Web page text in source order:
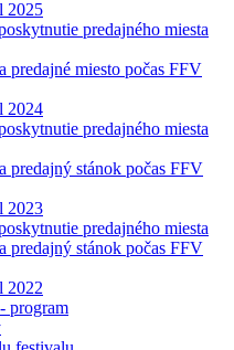
2025
predajného miesta
predajné miesto počas FFV
2024
predajného miesta
predajný stánok počas FFV
2023
predajného miesta
predajný stánok počas FFV
2022
program